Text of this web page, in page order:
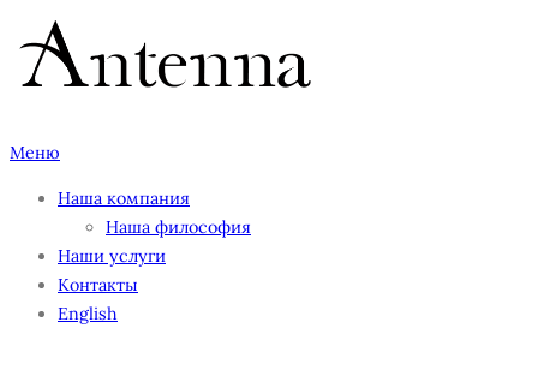
Перейти
содержимому
Меню
Наша компания
Наша философия
Наши услуги
Контакты
English